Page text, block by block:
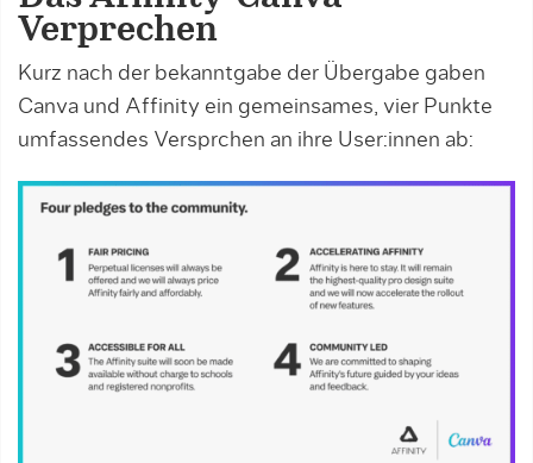
Verprechen
Kurz nach der bekanntgabe der Übergabe gaben
Canva und Affinity ein gemeinsames, vier Punkte
umfassendes Versprchen an ihre User:innen ab: